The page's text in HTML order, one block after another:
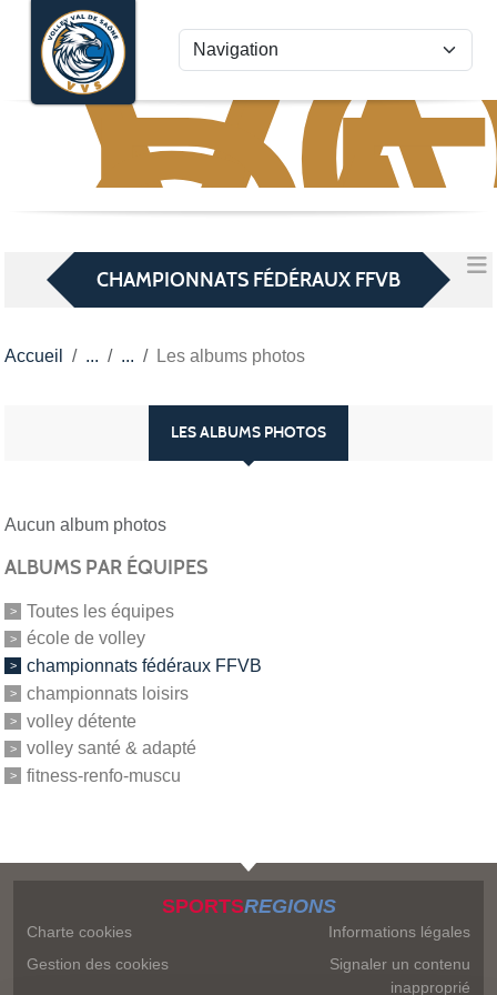
CHAMPIONNATS FÉDÉRAUX FFVB
Accueil Les albums photos
LES ALBUMS PHOTOS
Aucun album photos
ALBUMS PAR ÉQUIPES
Toutes les équipes
école de volley
championnats fédéraux FFVB
championnats loisirs
volley détente
volley santé & adapté
fitness-renfo-muscu
SPORTSREGIONS
Charte cookies
Gestion des cookies
Informations légales
Signaler un contenu
inapproprié
Panneau de gestion des cookies